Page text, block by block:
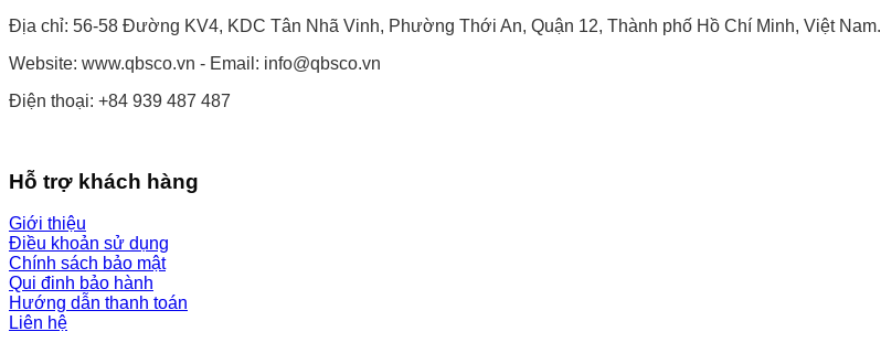
Địa chỉ: 56-58 Đường KV4, KDC Tân Nhã Vinh, Phường Thới An, Quận 12, Thành phố Hồ Chí Minh, Việt Nam.
Website: www.qbsco.vn - Email: info@qbsco.vn
Điện thoại: +84 939 487 487
Hỗ trợ khách hàng
Giới thiệu
Điều khoản sử dụng
Chính sách bảo mật
Qui đinh bảo hành
Hướng dẫn thanh toán
Liên hệ